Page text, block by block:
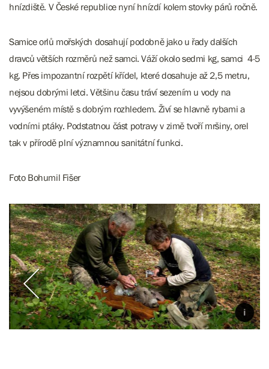
hnízdiště. V České republice nyní hnízdí kolem stovky párů ročně.
Samice orlů mořských dosahují podobně jako u řady dalších
dravců větších rozměrů než samci. Váží okolo sedmi kg, samci 4-5
kg. Přes impozantní rozpětí křídel, které dosahuje až 2,5 metru,
nejsou dobrými letci. Většinu času tráví sezením u vody na
vyvýšeném místě s dobrým rozhledem. Živí se hlavně rybami a
vodními ptáky. Podstatnou část potravy v zimě tvoří mršiny, orel
tak v přírodě plní významnou sanitátní funkci.
Foto Bohumil Fišer